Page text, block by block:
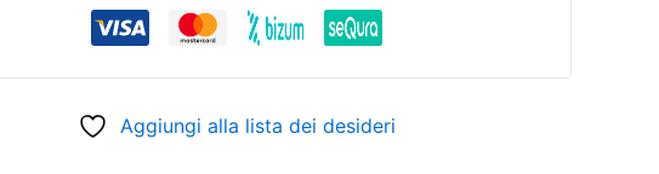
Aggiungi alla lista dei desideri